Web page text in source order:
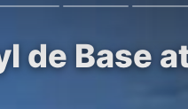
de Base